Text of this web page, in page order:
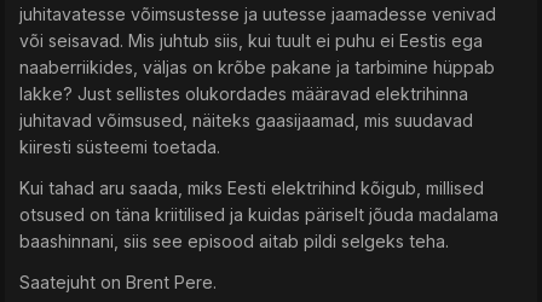
juhitavatesse võimsustesse ja uutesse jaamadesse venivad
või seisavad. Mis juhtub siis, kui tuult ei puhu ei Eestis ega
naaberriikides, väljas on krõbe pakane ja tarbimine hüppab
lakke? Just sellistes olukordades määravad elektrihinna
juhitavad võimsused, näiteks gaasijaamad, mis suudavad
kiiresti süsteemi toetada.
Kui tahad aru saada, miks Eesti elektrihind kõigub, millised
otsused on täna kriitilised ja kuidas päriselt jõuda madalama
baas­hinnani, siis see episood aitab pildi selgeks teha.
Saatejuht on Brent Pere.